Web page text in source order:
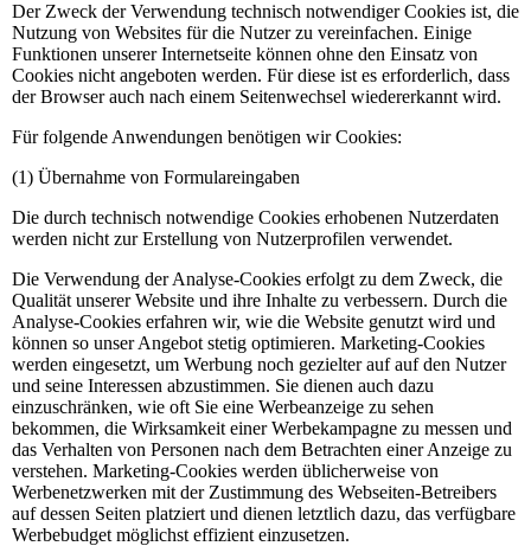
Der Zweck der Verwendung technisch notwendiger Cookies ist, die
Nutzung von Websites für die Nutzer zu vereinfachen. Einige
Funktionen unserer Internetseite können ohne den Einsatz von
Cookies nicht angeboten werden. Für diese ist es erforderlich, dass
der Browser auch nach einem Seitenwechsel wiedererkannt wird.
Für folgende Anwendungen benötigen wir Cookies:
(1) Übernahme von Formulareingaben
Die durch technisch notwendige Cookies erhobenen Nutzerdaten
werden nicht zur Erstellung von Nutzerprofilen verwendet.
Die Verwendung der Analyse-Cookies erfolgt zu dem Zweck, die
Qualität unserer Website und ihre Inhalte zu verbessern. Durch die
Analyse-Cookies erfahren wir, wie die Website genutzt wird und
können so unser Angebot stetig optimieren. Marketing-Cookies
werden eingesetzt, um Werbung noch gezielter auf auf den Nutzer
und seine Interessen abzustimmen. Sie dienen auch dazu
einzuschränken, wie oft Sie eine Werbeanzeige zu sehen
bekommen, die Wirksamkeit einer Werbekampagne zu messen und
das Verhalten von Personen nach dem Betrachten einer Anzeige zu
verstehen. Marketing-Cookies werden üblicherweise von
Werbenetzwerken mit der Zustimmung des Webseiten-Betreibers
auf dessen Seiten platziert und dienen letztlich dazu, das verfügbare
Werbebudget möglichst effizient einzusetzen.